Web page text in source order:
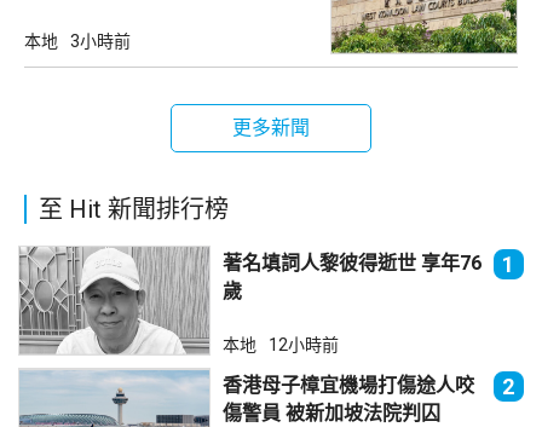
本地 3小時前
更多新聞
至 Hit 新聞排行榜
著名填詞人黎彼得逝世 享年76
歲
1
本地 12小時前
香港母子樟宜機場打傷途人咬
傷警員 被新加坡法院判囚
2